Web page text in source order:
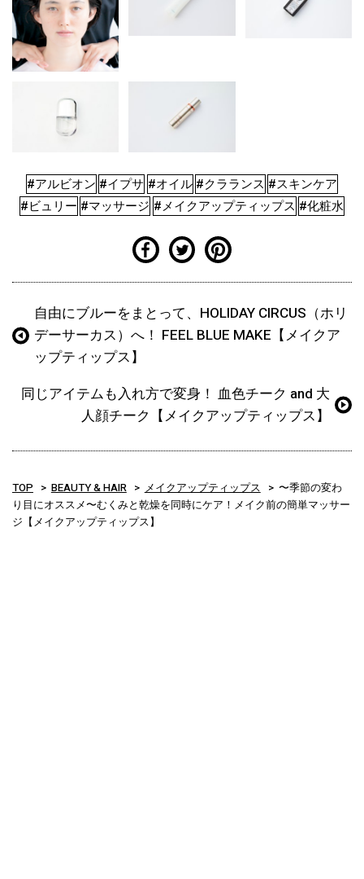
#アルビオン #イプサ #オイル #クラランス #スキンケア
#ビュリー #マッサージ #メイクアップティップス #化粧水
自由にブルーをまとって、HOLIDAY CIRCUS（ホリ
デーサーカス）へ！ FEEL BLUE MAKE【メイクア
ップティップス】
同じアイテムも入れ方で変身！ 血色チーク and 大
人顔チーク【メイクアップティップス】
TOP BEAUTY & HAIR メイクアップティップス
〜季節の変わ
り目にオススメ〜むくみと乾燥を同時にケア！メイク前の簡単マッサー
ジ【メイクアップティップス】